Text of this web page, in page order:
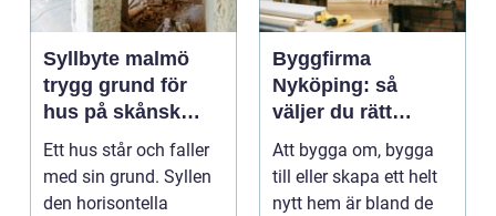
Syllbyte malmö
trygg grund för
hus på skånsk
mark
Ett hus står och faller
med sin grund. Syllen
den horisontella
Byggfirma
Nyköping: så
väljer du rätt
partner för ditt
projekt
Att bygga om, bygga
till eller skapa ett helt
nytt hem är bland de